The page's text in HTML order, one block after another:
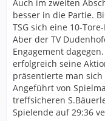
Auch im zweiten
besser in die Partie.
TSG sich eine 10-
Aber der TV
Engagement
erfolgreich seine
präsentierte man
Angeführt von
treffsicheren
Spielende auf 29:36